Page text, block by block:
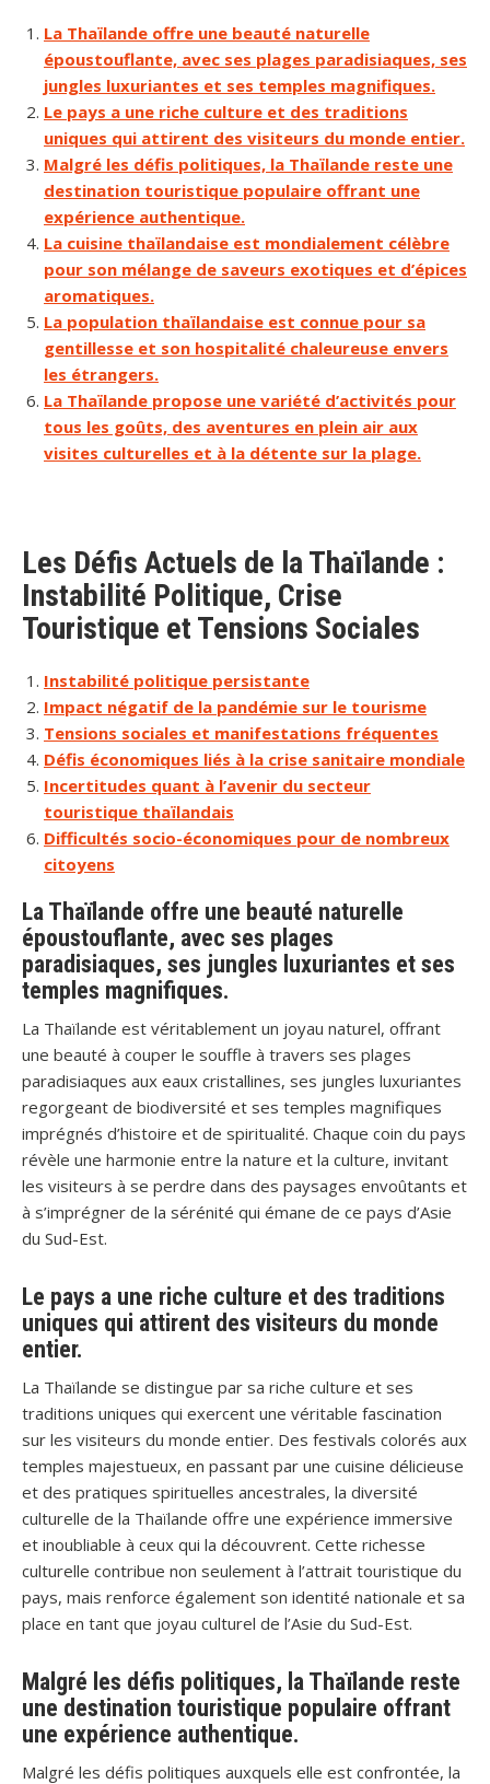
La Thaïlande offre une beauté naturelle
époustouflante, avec ses plages paradisiaques, ses
jungles luxuriantes et ses temples magnifiques.
Le pays a une riche culture et des traditions
uniques qui attirent des visiteurs du monde entier.
Malgré les défis politiques, la Thaïlande reste une
destination touristique populaire offrant une
expérience authentique.
La cuisine thaïlandaise est mondialement célèbre
pour son mélange de saveurs exotiques et d’épices
aromatiques.
La population thaïlandaise est connue pour sa
gentillesse et son hospitalité chaleureuse envers
les étrangers.
La Thaïlande propose une variété d’activités pour
tous les goûts, des aventures en plein air aux
visites culturelles et à la détente sur la plage.
Les Défis Actuels de la Thaïlande :
Instabilité Politique, Crise
Touristique et Tensions Sociales
Instabilité politique persistante
Impact négatif de la pandémie sur le tourisme
Tensions sociales et manifestations fréquentes
Défis économiques liés à la crise sanitaire mondiale
Incertitudes quant à l’avenir du secteur
touristique thaïlandais
Difficultés socio-économiques pour de nombreux
citoyens
La Thaïlande offre une beauté naturelle
époustouflante, avec ses plages
paradisiaques, ses jungles luxuriantes et ses
temples magnifiques.
La Thaïlande est véritablement un joyau naturel, offrant
une beauté à couper le souffle à travers ses plages
paradisiaques aux eaux cristallines, ses jungles luxuriantes
regorgeant de biodiversité et ses temples magnifiques
imprégnés d’histoire et de spiritualité. Chaque coin du pays
révèle une harmonie entre la nature et la culture, invitant
les visiteurs à se perdre dans des paysages envoûtants et
à s’imprégner de la sérénité qui émane de ce pays d’Asie
du Sud-Est.
Le pays a une riche culture et des traditions
uniques qui attirent des visiteurs du monde
entier.
La Thaïlande se distingue par sa riche culture et ses
traditions uniques qui exercent une véritable fascination
sur les visiteurs du monde entier. Des festivals colorés aux
temples majestueux, en passant par une cuisine délicieuse
et des pratiques spirituelles ancestrales, la diversité
culturelle de la Thaïlande offre une expérience immersive
et inoubliable à ceux qui la découvrent. Cette richesse
culturelle contribue non seulement à l’attrait touristique du
pays, mais renforce également son identité nationale et sa
place en tant que joyau culturel de l’Asie du Sud-Est.
Malgré les défis politiques, la Thaïlande reste
une destination touristique populaire offrant
une expérience authentique.
Malgré les défis politiques auxquels elle est confrontée, la